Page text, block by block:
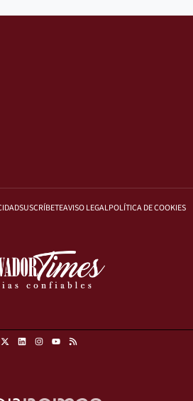
SUSCRÍBETEAVISO LEGALPOLÍTICA DE COOKIES
LinkedinInstagram